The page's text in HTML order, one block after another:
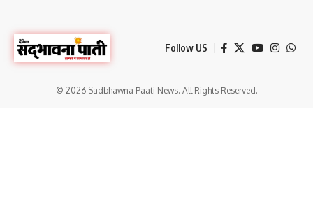
Follow US
© 2026 Sadbhawna Paati News. All Rights Reserved.